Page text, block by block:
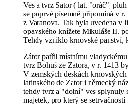
Ves a tvrz Sator ( lat. "oráč",
se poprvé písemně připomíná v
z Varanova. Tak byla uvedena v
opavského knížete Mikuláše II.
Tehdy vzniklo krnovské panství,
Zátor patřil místnímu
tvrz Bohuš ze Zatora, v r. 1413
V zemských deskách
latinského de Zator i německý
tehdy tvrz a "dolní" ves splynuly
majetek, pro který se